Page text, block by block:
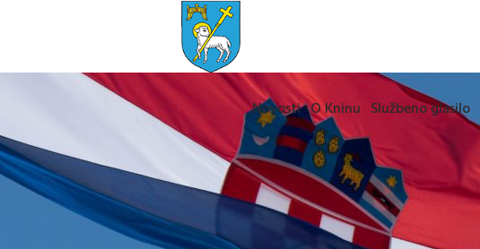
Novosti O Kninu Službeno glasilo